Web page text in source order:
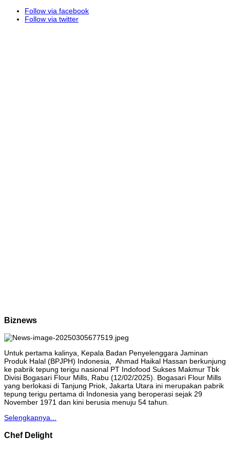
Follow via facebook
Follow via twitter
Biznews
Untuk pertama kalinya, Kepala Badan Penyelenggara Jaminan
Produk Halal (BPJPH) Indonesia, Ahmad Haikal Hassan berkunjung
ke pabrik tepung terigu nasional PT Indofood Sukses Makmur Tbk
Divisi Bogasari Flour Mills, Rabu (12/02/2025). Bogasari Flour Mills
yang berlokasi di Tanjung Priok, Jakarta Utara ini merupakan pabrik
tepung terigu pertama di Indonesia yang beroperasi sejak 29
November 1971 dan kini berusia menuju 54 tahun.
Selengkapnya...
Chef Delight